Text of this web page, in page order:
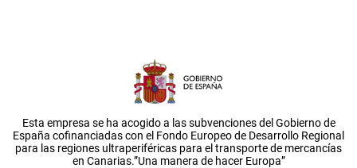
Esta empresa se ha acogido a las subvenciones del Gobierno de
España cofinanciadas con el Fondo Europeo de Desarrollo Regional
para las regiones ultraperiféricas para el transporte de mercancías
en Canarias.”Una manera de hacer Europa”